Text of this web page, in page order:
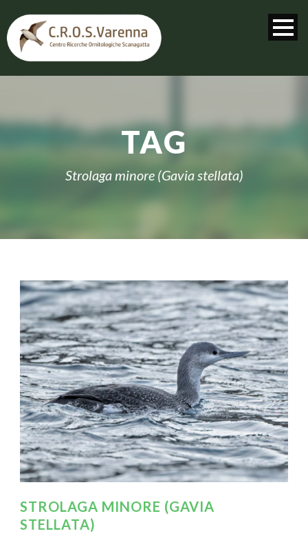
TAG
Strolaga minore (Gavia stellata)
STROLAGA MINORE (GAVIA
STELLATA)